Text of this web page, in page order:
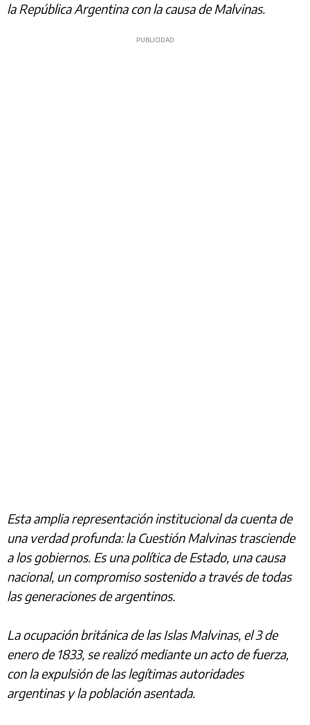
la República Argentina con la causa de Malvinas.
Esta amplia representación institucional da cuenta de
una verdad profunda: la Cuestión Malvinas trasciende
a los gobiernos. Es una política de Estado, una causa
nacional, un compromiso sostenido a través de todas
las generaciones de argentinos.
La ocupación británica de las Islas Malvinas, el 3 de
enero de 1833, se realizó mediante un acto de fuerza,
con la expulsión de las legítimas autoridades
argentinas y la población asentada.